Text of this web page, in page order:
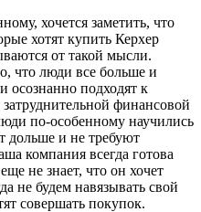
хочется заметить, что
хотят купить Керхер
от такой мысли.
что люди все больше и
осознанно подходят к
финансовой
по-особенному научились
дольше и не требуют
компания всегда готова
не знает, что он хочет
не будем навязывать свой
совершать покупок.